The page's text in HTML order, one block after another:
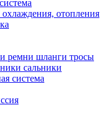
отопления
ремни шланги тросы
сальники
система